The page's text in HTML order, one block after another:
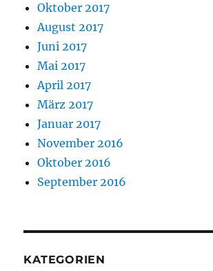
Oktober 2017
August 2017
Juni 2017
Mai 2017
April 2017
März 2017
Januar 2017
November 2016
Oktober 2016
September 2016
KATEGORIEN